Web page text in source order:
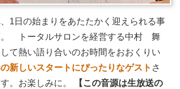
1日の始まりをあたたかく迎えられる事
。 トータルサロンを経営する中村 舞
て熱い語り合いのお時間をおおくりい
新しいスタートにぴったりなゲスト さ
。お楽しみに。
【この音源は生放送の